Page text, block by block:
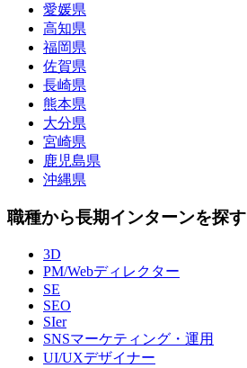
愛媛県
高知県
福岡県
佐賀県
長崎県
熊本県
大分県
宮崎県
鹿児島県
沖縄県
職種から長期インターンを探す
3D
PM/Webディレクター
SE
SEO
SIer
SNSマーケティング・運用
UI/UXデザイナー